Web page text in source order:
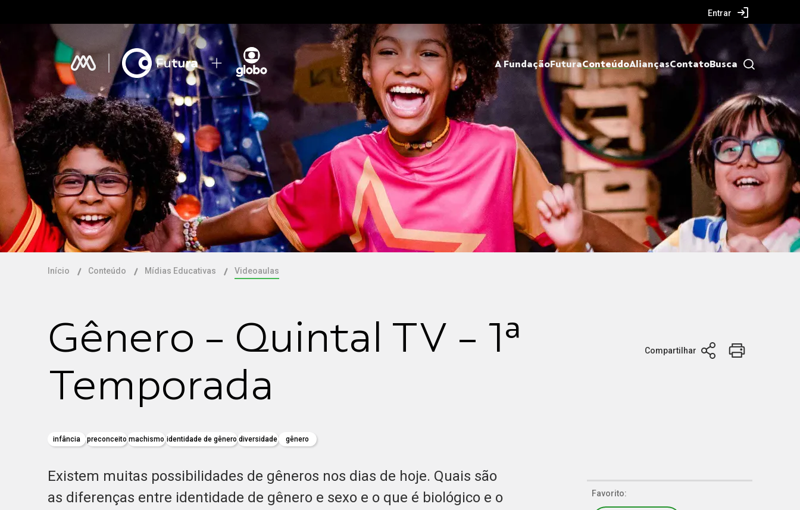
Entrar
A FundaçãoFuturaConteúdoAliançasContatoBusca
Início Conteúdo Mídias Educativas Videoaulas
Gênero - Quintal TV - 1ª
Temporada
infância preconceito machismo identidade de gênero diversidade gênero
Compartilhar
Existem muitas possibilidades de gêneros nos dias de hoje. Quais são
as diferenças entre identidade de gênero e sexo e o que é biológico e o
Favorito: